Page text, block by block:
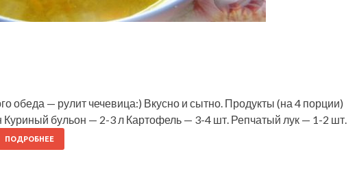
обеда — рулит чечевица:) Вкусно и сытно. Продукты (на 4 порции)
Куриный бульон — 2-3 л Картофель — 3-4 шт. Репчатый лук — 1-2 шт.
ПОДРОБНЕЕ